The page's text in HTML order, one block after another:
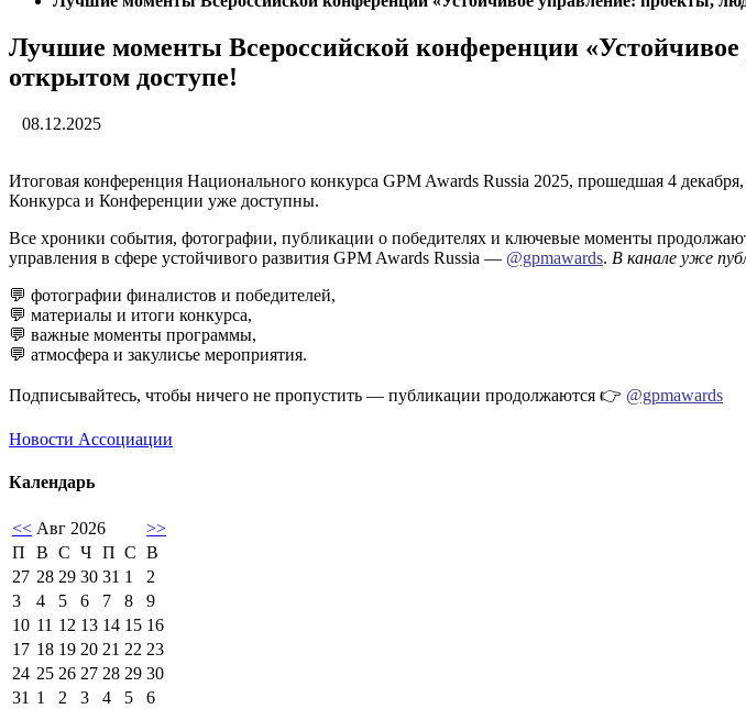
Лучшие моменты Всероссийской конференции
открытом доступе!
08.12.2025
Итоговая конференция Национального конкурса GPM Awards Russia 2025, прошедшая 4
Конкурса и Конференции уже доступны.
Все хроники события, фотографии, публикации о победителях и ключевые моменты
управления в сфере устойчивого развития GPM Awards Russia — @gpmawards. В канале уже
💬 фотографии финалистов и победителей,
💬 материалы и итоги конкурса,
💬 важные моменты программы,
💬 атмосфера и закулисье мероприятия.
Подписывайтесь, чтобы ничего не пропустить — публикации продолжаются 👉 @gpmawards
Новости Ассоциации
Календарь
<< Авг 2026
>>
П
В С Ч П С В
27 28 29 30 31 1
2
3
4 5 6 7 8
9
10 11 12 13 14 15 16
17 18 19 20 21 22 23
24 25 26 27 28 29 30
31 1 2 3 4 5 6